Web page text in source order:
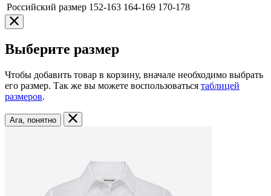
Российский размер 152-163 164-169 170-178
Выберите размер
Чтобы добавить товар в корзину, вначале необходимо выбрать
его размер. Так же вы можете воспользоваться таблицей
размеров.
Ага, понятно